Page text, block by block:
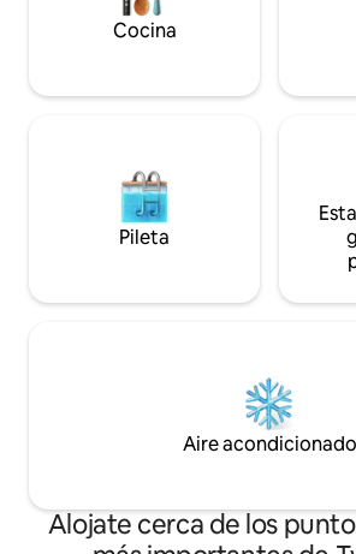
Cocina
Pileta
Aire acondicionado
Alojate cerca de los